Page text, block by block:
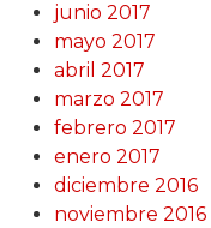
junio 2017
mayo 2017
abril 2017
marzo 2017
febrero 2017
enero 2017
diciembre 2016
noviembre 2016